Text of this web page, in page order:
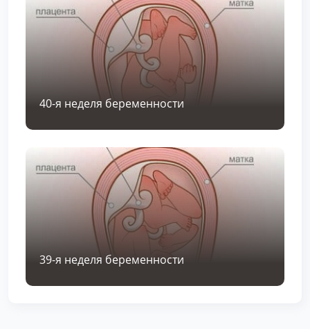
40-я неделя беременности
39-я неделя беременности